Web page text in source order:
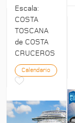
Escala:
COSTA
TOSCANA
de COSTA
CRUCEROS
Calendario